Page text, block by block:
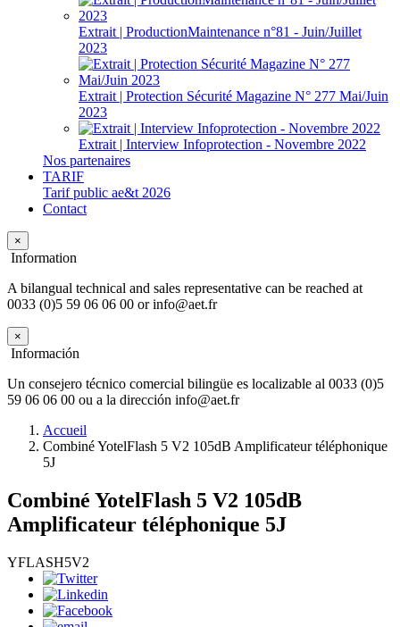
Extrait | ProductionMaintenance n°81 - Juin/Juillet
2023
Extrait | Protection Sécurité Magazine N° 277 Mai/Juin
2023
Extrait | Interview Infoprotection - Novembre 2022
Nos partenaires
TARIF
Tarif public ae&t 2026
Contact
×
Information
A bilangual technical and sales representative can be reached at
0033 (0)5 59 06 06 00 or info@aet.fr
×
Información
Un consejero técnico comercial bilingüe es localizable al 0033 (0)5
59 06 06 00 ou a la dirección info@aet.fr
Accueil
Combiné YotelFlash 5 V2 105dB Amplificateur téléphonique
5J
Combiné YotelFlash 5 V2 105dB
Amplificateur téléphonique 5J
YFLASH5V2